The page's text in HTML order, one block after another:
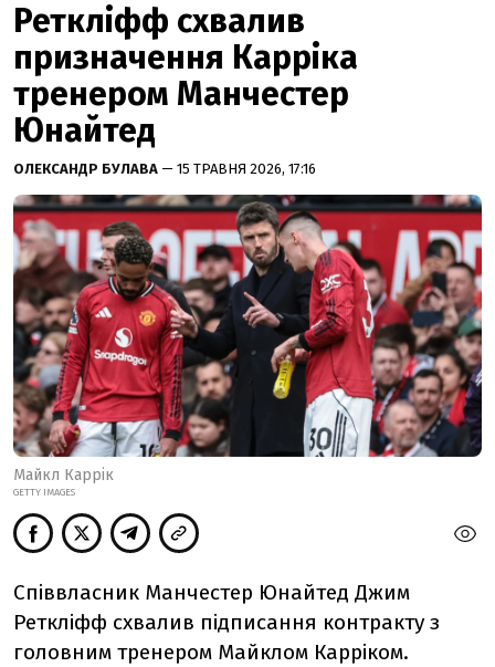
Реткліфф схвалив
призначення Карріка
тренером Манчестер
Юнайтед
ОЛЕКСАНДР БУЛАВА — 15 ТРАВНЯ 2026, 17:16
Майкл Каррік
GETTY IMAGES
Співвласник Манчестер Юнайтед Джим
Реткліфф схвалив підписання контракту з
головним тренером Майклом Карріком.